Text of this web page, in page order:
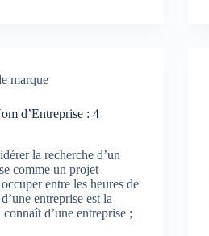
marque
d’Entreprise : 4
la recherche d’un
comme un projet
entre les heures de
entreprise est la
d’une entreprise ;